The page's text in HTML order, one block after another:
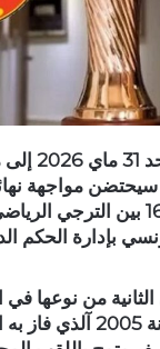
تتجه
سيحتضن مواجهة
بداية من الساعة 16:00 بين
بإدارة الحكم
من نوعها في
الترجيين بعد نهائي